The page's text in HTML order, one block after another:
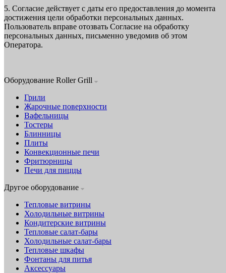
5. Согласие действует с даты его предоставления до момента
достижения цели обработки персональных данных.
Пользователь вправе отозвать Согласие на обработку
персональных данных, письменно уведомив об этом
Оператора.
Оборудование Roller Grill
Грили
Жарочные поверхности
Вафельницы
Тостеры
Блинницы
Плиты
Конвекционные печи
Фритюрницы
Печи для пиццы
Другое оборудование
Тепловые витрины
Холодильные витрины
Кондитерские витрины
Тепловые салат-бары
Холодильные салат-бары
Тепловые шкафы
Фонтаны для питья
Аксессуары